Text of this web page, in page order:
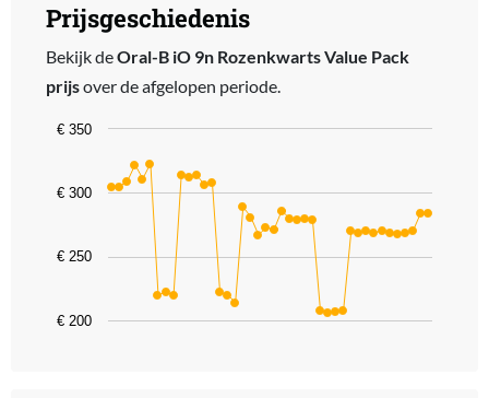
Prijsgeschiedenis
Bekijk deOral-B iO 9n Rozenkwarts Value Pack
prijsover de afgelopen periode.
Chart
Line chart with 42 data points.
The chart has 1 X axis displaying categories.
The chart has 1 Y axis displaying values. Data ranges from 206 to
€ 200
€ 250
€ 300
€ 350